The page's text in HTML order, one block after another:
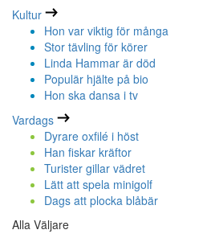
Kultur
Hon var viktig för många
Stor tävling för körer
Linda Hammar är död
Populär hjälte på bio
Hon ska dansa i tv
Vardags
Dyrare oxfilé i höst
Han fiskar kräftor
Turister gillar vädret
Lätt att spela minigolf
Dags att plocka blåbär
Alla Väljare